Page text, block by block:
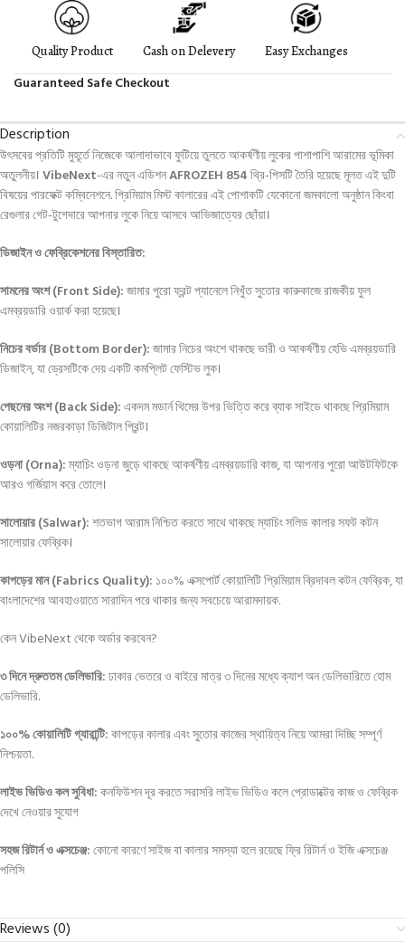
Quality Product Cash on Delevery Easy Exchanges
Guaranteed Safe Checkout
Description
উৎসবের প্রতিটি মুহূর্তে নিজেকে আলাদাভাবে ফুটিয়ে তুলতে আকর্ষণীয় লুকের পাশাপাশি আরামের ভূমিকা
অতুলনীয়। VibeNext-এর নতুন এডিশনAFROZEH 854থ্রি-পিসটি তৈরি হয়েছে মূলত এই দুটি
বিষয়ের পারফেক্ট কম্বিনেশনে. প্রিমিয়াম মিস্ট কালারের এই পোশাকটি যেকোনো জমকালো অনুষ্ঠান কিংবা
রেগুলার গেট-টুগেদারে আপনার লুকে নিয়ে আসবে আভিজাত্যের ছোঁয়া।
ডিজাইন ও ফেব্রিকেশনের বিস্তারিত:
সামনের অংশ (Front Side):জামার পুরো ফ্রন্ট প্যানেলে নিখুঁত সুতোর কারুকাজে রাজকীয় ফুল
এমব্রয়ডারি ওয়ার্ক করা হয়েছে।
নিচের বর্ডার (Bottom Border):জামার নিচের অংশে থাকছে ভারী ও আকর্ষণীয় হেভি এমব্রয়ডারি
ডিজাইন, যা ড্রেসটিকে দেয় একটি কমপ্লিট ফেস্টিভ লুক।
পেছনের অংশ (Back Side):একদম মডার্ন থিমের উপর ভিত্তি করে ব্যাক সাইডে থাকছে প্রিমিয়াম
কোয়ালিটির নজরকাড়া ডিজিটাল প্রিন্ট।
ওড়না (Orna):ম্যাচিং ওড়না জুড়ে থাকছে আকর্ষণীয় এমব্রয়ডারি কাজ, যা আপনার পুরো আউটফিটকে
আরও গর্জিয়াস করে তোলে।
সালোয়ার (Salwar):শতভাগ আরাম নিশ্চিত করতে সাথে থাকছে ম্যাচিং সলিড কালার সফট কটন
সালোয়ার ফেব্রিক।
কাপড়ের মান (Fabrics Quality): ১০০% এক্সপোর্ট কোয়ালিটি প্রিমিয়াম ব্রিদাবল কটন ফেব্রিক, যা
বাংলাদেশের আবহাওয়াতে সারাদিন পরে থাকার জন্য সবচেয়ে আরামদায়ক.
কেন VibeNext থেকে অর্ডার করবেন?
৩ দিনে দ্রুততম ডেলিভারি:ঢাকার ভেতরে ও বাইরে মাত্র ৩ দিনের মধ্যে ক্যাশ অন ডেলিভারিতে হোম
ডেলিভারি.
১০০% কোয়ালিটি গ্যারান্টি:কাপড়ের কালার এবং সুতোর কাজের স্থায়িত্ব নিয়ে আমরা দিচ্ছি সম্পূর্ণ
নিশ্চয়তা.
লাইভ ভিডিও কল সুবিধা:কনফিউশন দূর করতে সরাসরি লাইভ ভিডিও কলে প্রোডাক্টের কাজ ও ফেব্রিক
দেখে নেওয়ার সুযোগ
সহজ রিটার্ন ও এক্সচেঞ্জ:কোনো কারণে সাইজ বা কালার সমস্যা হলে রয়েছে ফ্রি রিটার্ন ও ইজি এক্সচেঞ্জ
পলিসি
Reviews (0)